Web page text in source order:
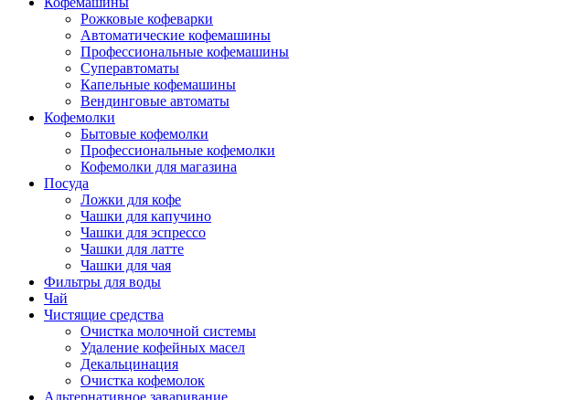
Рожковые кофеварки
Автоматические кофемашины
Профессиональные кофемашины
Суперавтоматы
Капельные кофемашины
Вендинговые автоматы
Кофемолки
Бытовые кофемолки
Профессиональные кофемолки
Кофемолки для магазина
Посуда
Ложки для кофе
Чашки для капучино
Чашки для эспрессо
Чашки для латте
Чашки для чая
Фильтры для воды
Чай
Чистящие средства
Очистка молочной системы
Удаление кофейных масел
Декальцинация
Очистка кофемолок